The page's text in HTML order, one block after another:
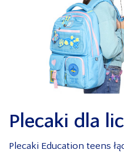
Plecaki dla
Plecaki Education teens